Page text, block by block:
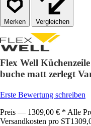
Vergleichen
Flex Well
buche matt zerlegt
Erste Bewertung schreiben
Preis — 1309,00 € * Alle
Versandkosten pro ST